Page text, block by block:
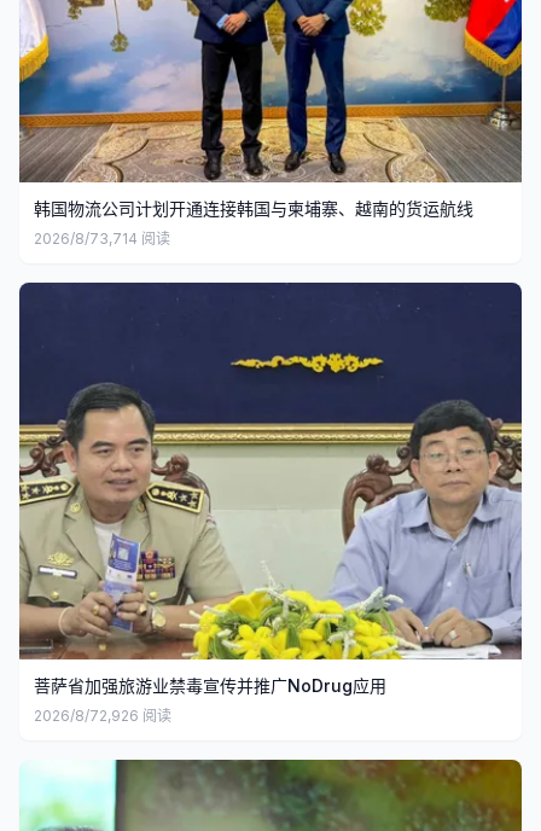
韩国物流公司计划开通连接韩国与柬埔寨、越南的货运航线
2026/8/73,714 阅读
菩萨省加强旅游业禁毒宣传并推广NoDrug应用
2026/8/72,926 阅读